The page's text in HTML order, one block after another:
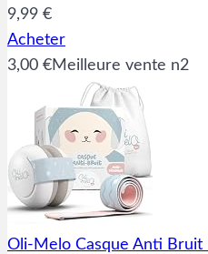
9,99 €
Acheter
3,00 €Meilleure vente n2
Oli-Melo Casque Anti